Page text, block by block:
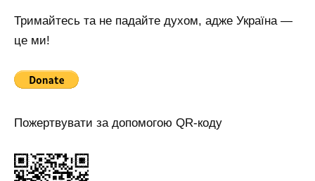
Тримайтесь та не падайте духом, адже Україна —
це ми!
Пожертвувати за допомогою QR-коду